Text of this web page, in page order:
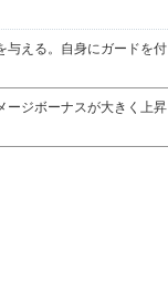
与える。自身にガードを付
ージボーナスが大きく上昇